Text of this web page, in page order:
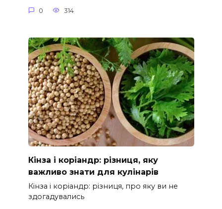
0 314
Кінза і коріандр: різниця, яку
важливо знати для кулінарів
Кінза і коріандр: різниця, про яку ви не
здогадувались